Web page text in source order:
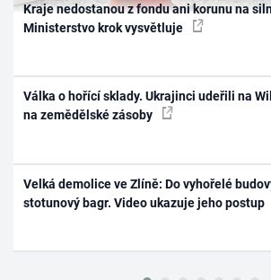
Kraje nedostanou z fondu ani korunu na
Ministerstvo krok vysvětluje
Válka o hořící sklady. Ukrajinci udeřili na
na zemědělské zásoby
Velká demolice ve Zlíně: Do vyhořelé
stotunový bagr. Video ukazuje jeho postup